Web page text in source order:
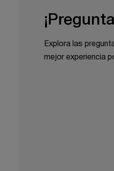
Explora las
mejor experiencia